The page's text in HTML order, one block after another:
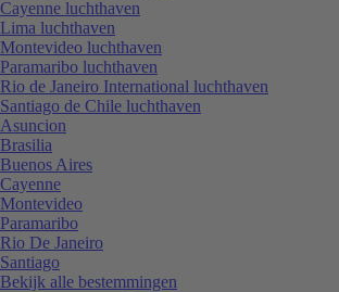
Cayenne luchthaven
Lima luchthaven
Montevideo luchthaven
Paramaribo luchthaven
Rio de Janeiro International luchthaven
Santiago de Chile luchthaven
Asuncion
Brasilia
Buenos Aires
Cayenne
Montevideo
Paramaribo
Rio De Janeiro
Santiago
Bekijk alle bestemmingen